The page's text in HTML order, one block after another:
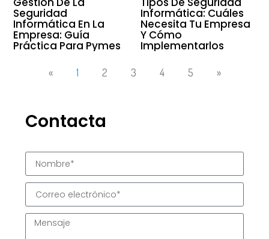
Seguridad
Informática En La
Empresa: Guía
Práctica Para Pymes
Informática: Cuáles
Necesita Tu Empresa
Y Cómo
Implementarlos
« 1 2 3 4 5 »
Contacta